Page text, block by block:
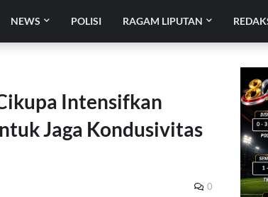
NEWS POLISI RAGAM LIPUTAN
Intensifkan
Jaga Kondusivitas
0